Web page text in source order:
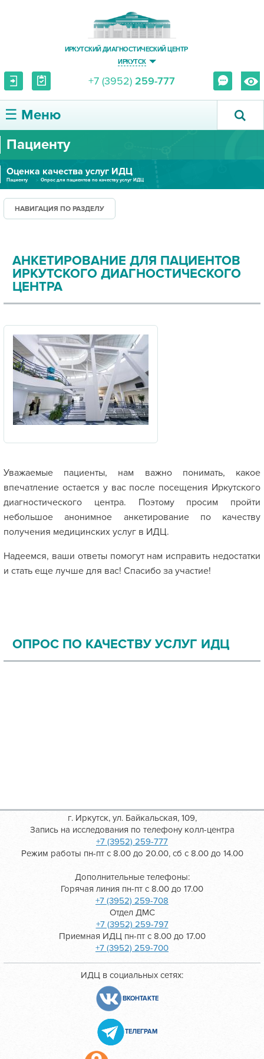
ИРКУТСКИЙ ДИАГНОСТИЧЕСКИЙ ЦЕНТР
ИРКУТСК
+7 (3952) 259-777
☰ Меню
О ЦЕНТРЕ
УСЛУГИ И ЦЕНЫ
ПАЦИЕНТУ
ПРАВОВАЯ ИНФОРМАЦИЯ
Пациенту
Оценка качества услуг ИДЦ
Пациенту Опрос для пациентов по качеству услуг ИДЦ
НАВИГАЦИЯ ПО РАЗДЕЛУ
АНКЕТИРОВАНИЕ ДЛЯ ПАЦИЕНТОВ
ИРКУТСКОГО ДИАГНОСТИЧЕСКОГО
ЦЕНТРА
Уважаемые пациенты, нам важно понимать, какое
впечатление остается у вас после посещения Иркутского
диагностического центра. Поэтому просим пройти
небольшое анонимное анкетирование по качеству
получения медицинских услуг в ИДЦ.
Надеемся, ваши ответы помогут нам исправить недостатки
и стать еще лучше для вас! Спасибо за участие!
ОПРОС ПО КАЧЕСТВУ УСЛУГ ИДЦ
г. Иркутск, ул. Байкальская, 109,
Запись на исследования по телефону колл-центра
+7 (3952) 259-777
Режим работы пн-пт с 8.00 до 20.00, сб с 8.00 до 14.00
Дополнительные телефоны:
Горячая линия пн-пт с 8.00 до 17.00
+7 (3952) 259-708
Отдел ДМС
+7 (3952) 259-797
Приемная ИДЦ пн-пт с 8.00 до 17.00
+7 (3952) 259-700
ИДЦ в социальных сетях:
ВКОНТАКТЕ
ТЕЛЕГРАМ